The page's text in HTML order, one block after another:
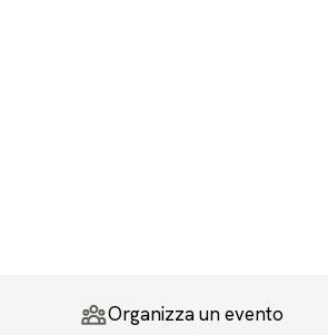
Organizza un evento